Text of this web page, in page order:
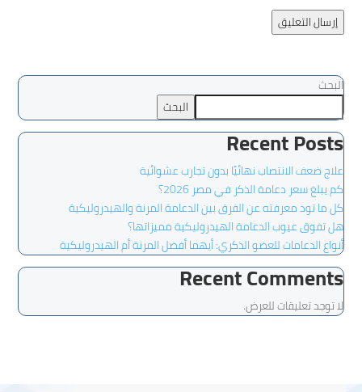
البحث
البحث
Recent Posts
علاج ضعف الانتصاب نهائيًا بدون تجارب عشوائية
كم يبلغ سعر دعامة الذكر في مصر 2026؟
كل ما تود معرفته عن الفرق بين الدعامة المرنة والهيدروليكية
هل تفوق عيوب الدعامة الهيدروليكية مميزاتها؟
أنواع الدعامات للعضو الذكري: أيهما أفضل المرنة أم الهيدروليكية
Recent Comments
لا توجد تعليقات للعرض.
إرسال التعليق